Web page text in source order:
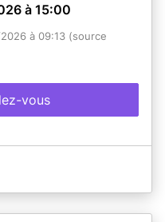
à 15:00
à 09:13 (source
vous